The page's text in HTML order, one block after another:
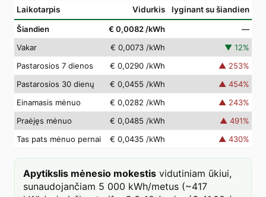
Laikotarpis Vidurkis lyginant su šiandien
Šiandien € 0,0082 /kWh
—
Vakar
€ 0,0073 /kWh ▼ 12%
Pastarosios 7 dienos
€ 0,0290 /kWh ▲ 253%
Pastarosios 30 dienų
€ 0,0455 /kWh ▲ 454%
Einamasis mėnuo
€ 0,0282 /kWh ▲ 243%
Praėjęs mėnuo
€ 0,0485 /kWh ▲ 491%
Tas pats mėnuo pernai
€ 0,0435 /kWh ▲ 430%
Apytikslis mėnesio mokestis vidutiniam ūkiui,
sunaudojančiam 5 000 kWh/metus (~417